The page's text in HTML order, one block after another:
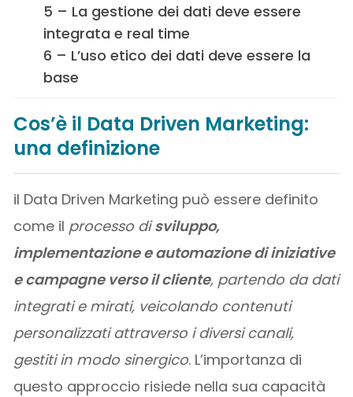
5 – La gestione dei dati deve essere
integrata e real time
6 – L’uso etico dei dati deve essere la
base
Cos’è il Data Driven Marketing:
una definizione
il Data Driven Marketing può essere definito
come il processo disviluppo,
implementazione e automazione di iniziative
e campagne verso il cliente, partendo da dati
integrati e mirati, veicolando contenuti
personalizzati attraverso i diversi canali,
gestiti in modo sinergico. L’importanza di
questo approccio risiede nella sua capacità